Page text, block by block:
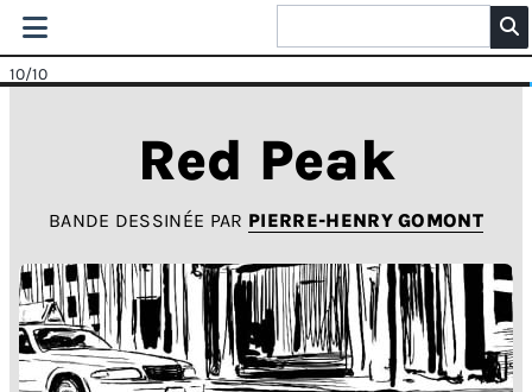
10/10
Red Peak
BANDE DESSINÉE PAR PIERRE-HENRY GOMONT